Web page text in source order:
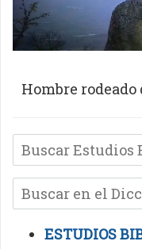
Hombre rodeado
ESTUDIOS